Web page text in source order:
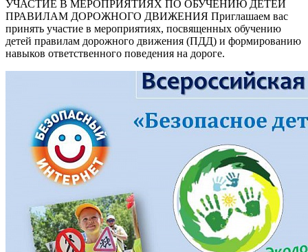
УЧАСТИЕ В МЕРОПРИЯТИЯХ ПО ОБУЧЕНИЮ ДЕТЕЙ
ПРАВИЛАМ ДОРОЖНОГО ДВИЖЕНИЯ Приглашаем вас
принять участие в мероприятиях, посвященных обучению
детей правилам дорожного движения (ПДД) и формированию
навыков ответственного поведения на дороге.